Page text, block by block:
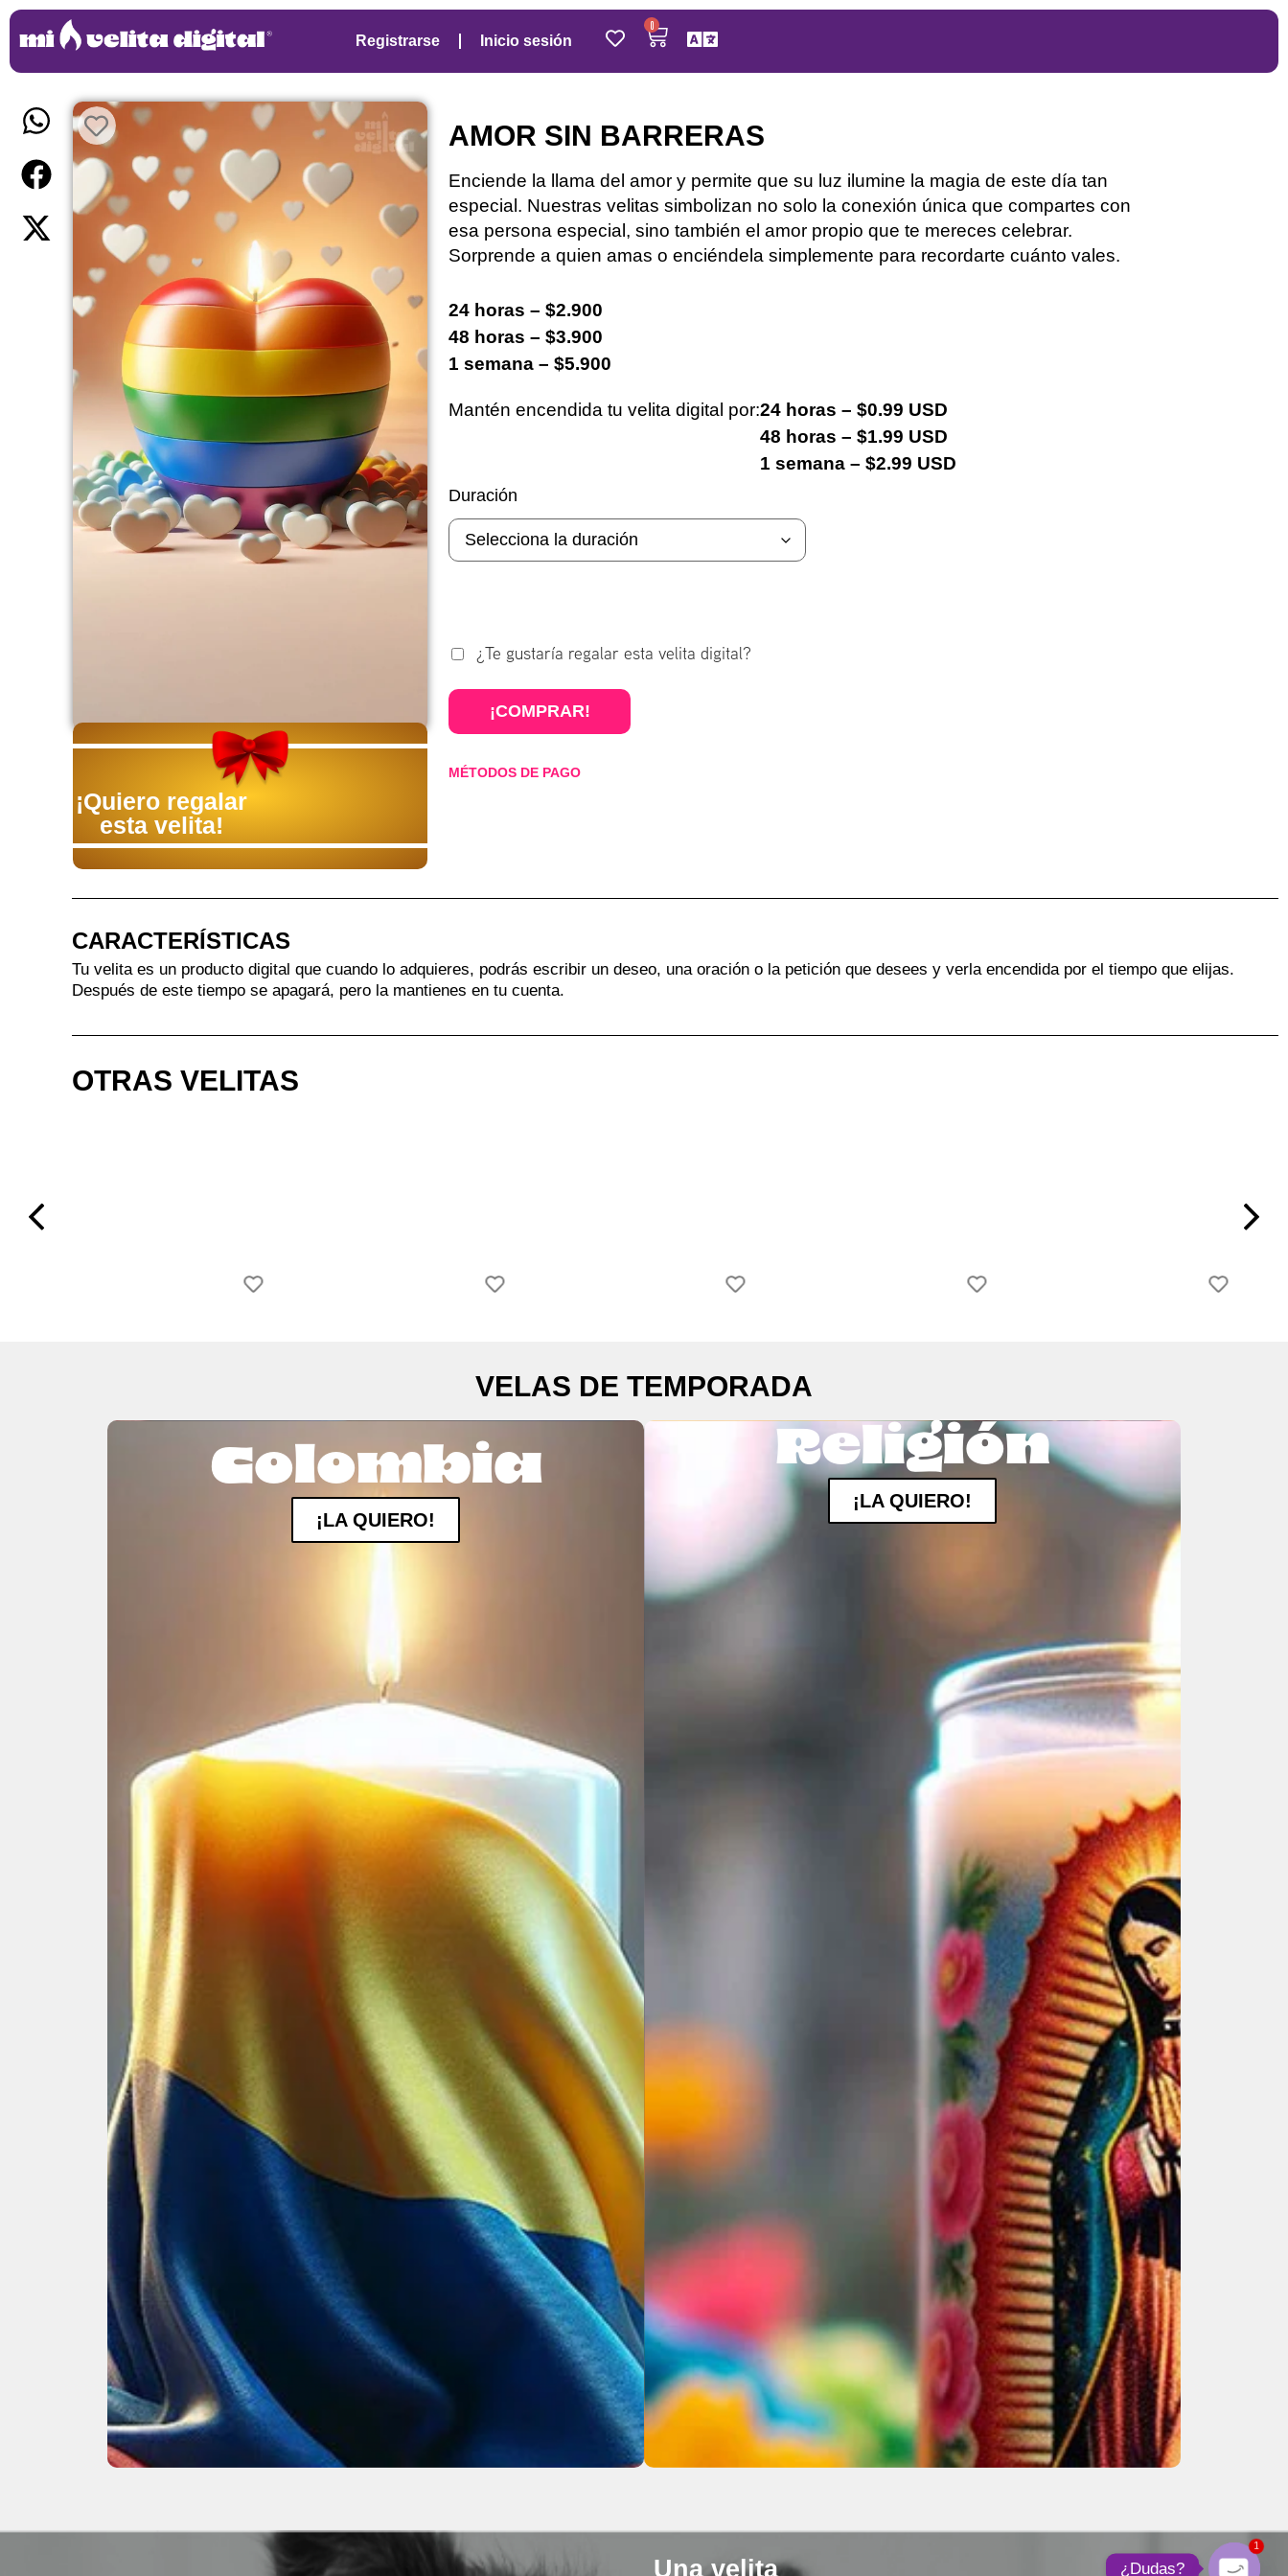
Registrarse Inicio sesión
0
¡Quiero regalar
esta velita!
AMOR SIN BARRERAS
Enciende la llama del amor y permite que su luz ilumine la magia de este día tan
especial. Nuestras velitas simbolizan no solo la conexión única que compartes con
esa persona especial, sino también el amor propio que te mereces celebrar.
Sorprende a quien amas o enciéndela simplemente para recordarte cuánto vales.
24 horas – $2.900
48 horas – $3.900
1 semana – $5.900
Mantén encendida tu velita digital por:24 horas – $0.99 USD
48 horas – $1.99 USD
1 semana – $2.99 USD
Duración
¿Te gustaría regalar esta velita digital?
¡COMPRAR!
MÉTODOS DE PAGO
CARACTERÍSTICAS
Tu velita es un producto digital que cuando lo adquieres, podrás escribir un deseo, una oración o la petición que desees y verla encendida por el tiempo que elijas.
Después de este tiempo se apagará, pero la mantienes en tu cuenta.
OTRAS VELITAS
VELAS DE TEMPORADA
Colombia
¡LA QUIERO!
Religión
¡LA QUIERO!
Una velita
¿Dudas?
1